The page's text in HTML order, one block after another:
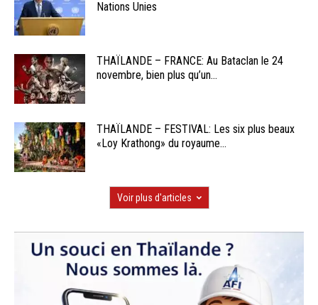
Nations Unies
THAÏLANDE – FRANCE: Au Bataclan le 24
novembre, bien plus qu’un...
THAÏLANDE – FESTIVAL: Les six plus beaux
«Loy Krathong» du royaume...
Voir plus d'articles